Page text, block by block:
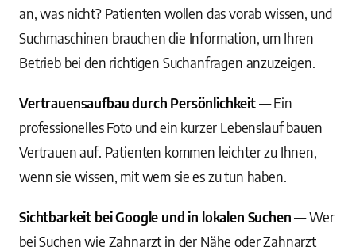
an, was nicht? Patienten wollen das vorab wissen, und
Suchmaschinen brauchen die Information, um Ihren
Betrieb bei den richtigen Suchanfragen anzuzeigen.
Vertrauensaufbau durch Persönlichkeit— Ein
professionelles Foto und ein kurzer Lebenslauf bauen
Vertrauen auf. Patienten kommen leichter zu Ihnen,
wenn sie wissen, mit wem sie es zu tun haben.
Sichtbarkeit bei Google und in lokalen Suchen— Wer
bei Suchen wie Zahnarzt in der Nähe oder Zahnarzt